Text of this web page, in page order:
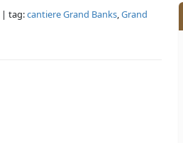
| tag:cantiere Grand Banks,Grand